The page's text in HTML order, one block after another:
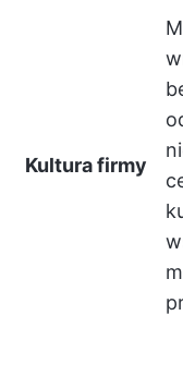
Kultura firmy